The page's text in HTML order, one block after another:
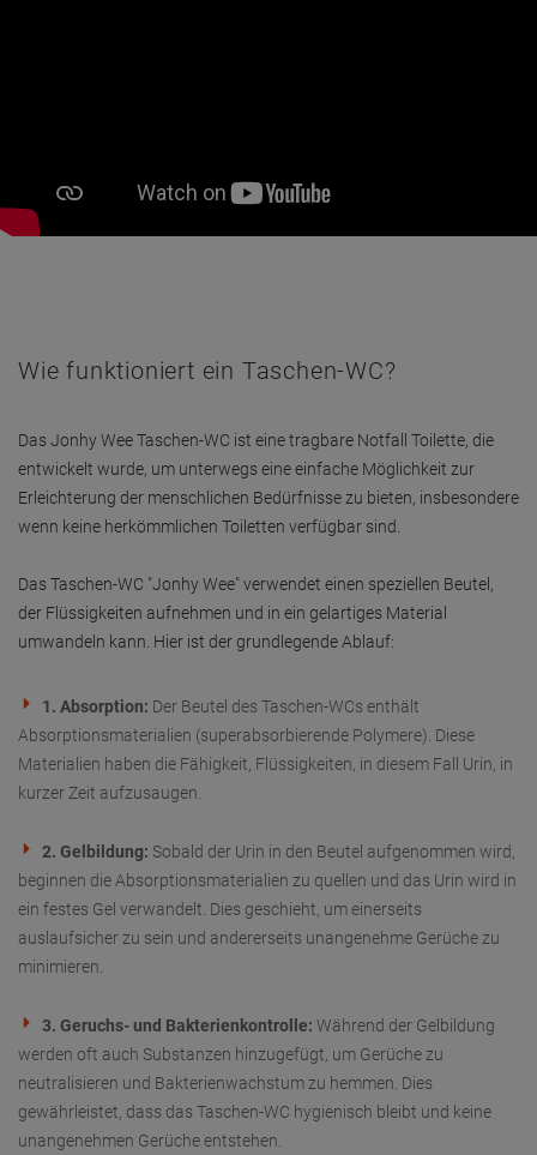
Wie funktioniert ein Taschen-WC?
Das Jonhy Wee Taschen-WC ist eine tragbare Notfall Toilette, die
entwickelt wurde, um unterwegs eine einfache Möglichkeit zur
Erleichterung der menschlichen Bedürfnisse zu bieten, insbesondere
wenn keine herkömmlichen Toiletten verfügbar sind.
Das Taschen-WC "Jonhy Wee" verwendet einen speziellen Beutel,
der Flüssigkeiten aufnehmen und in ein gelartiges Material
umwandeln kann. Hier ist der grundlegende Ablauf:
1. Absorption: Der Beutel des Taschen-WCs enthält
Absorptionsmaterialien (superabsorbierende Polymere). Diese
Materialien haben die Fähigkeit, Flüssigkeiten, in diesem Fall Urin, in
kurzer Zeit aufzusaugen.
2. Gelbildung: Sobald der Urin in den Beutel aufgenommen wird,
beginnen die Absorptionsmaterialien zu quellen und das Urin wird in
ein festes Gel verwandelt. Dies geschieht, um einerseits
auslaufsicher zu sein und andererseits unangenehme Gerüche zu
minimieren.
3. Geruchs- und Bakterienkontrolle: Während der Gelbildung
werden oft auch Substanzen hinzugefügt, um Gerüche zu
neutralisieren und Bakterienwachstum zu hemmen. Dies
gewährleistet, dass das Taschen-WC hygienisch bleibt und keine
unangenehmen Gerüche entstehen.